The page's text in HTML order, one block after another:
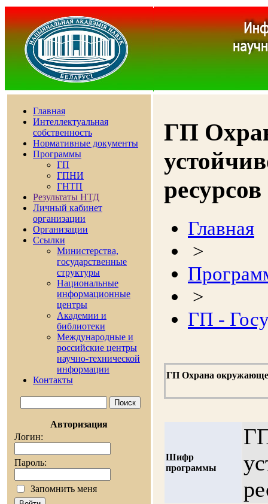
Главная
Интеллектуальная
собственность
Нормативные документы
Программы
ГП
ГПНИ
ГНТП
Результаты НТД
Личный кабинет
организации
Организации
Ссылки
Министерства,
государственные
cтруктуры
Национальные
информационные
центры
Академии и
библиотеки
Международные и
российские центры
научно-технической
информации
Контакты
Авторизация
Логин:
Пароль:
Запомнить меня
ГП
Главная
>
>
ГП -
ГП Охрана
Шифр
программы